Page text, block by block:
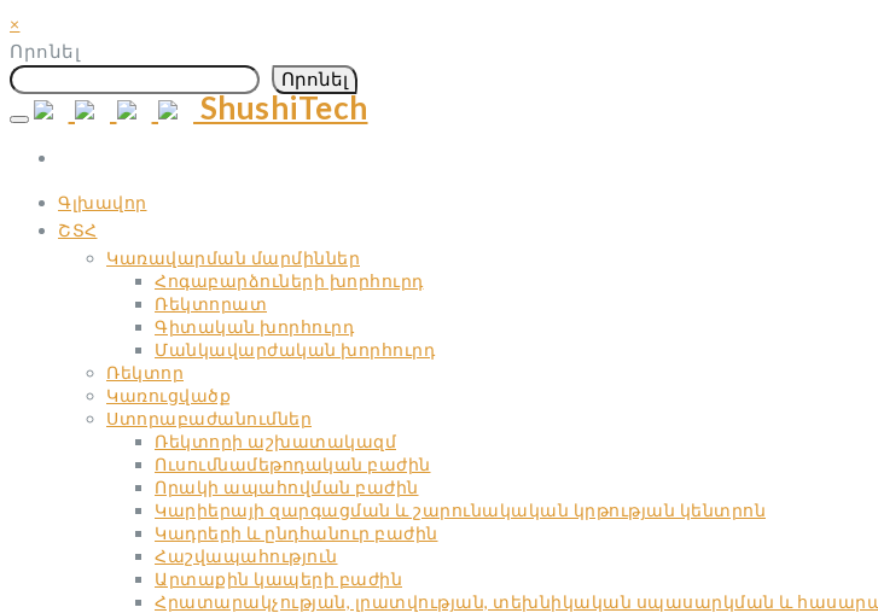
×
Որոնել
Որոնել
Skip
content
ShushiTech
Գլխավոր
ՇՏՀ
Կառավարման մարմիններ
Հոգաբարձուների խորհուրդ
Ռեկտորատ
Գիտական ​​խորհուրդ
Մանկավարժական ​​խորհուրդ
Ռեկտոր
Կառուցվածք
Ստորաբաժանումներ
Ռեկտորի աշխատակազմ
Ուսումնամեթոդական բաժին
Որակի ապահովման բաժին
Կարիերայի զարգացման և շարունակական կրթության կենտրոն
Կադրերի և ընդհանուր բաժին
Հաշվապահություն
Արտաքին կապերի բաժին
Հրատարակչության, լրատվության, տեխնիկական սպասարկման և